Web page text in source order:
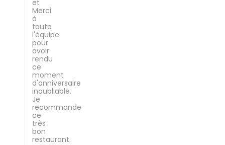
et
Merci
à
toute
l'équipe
pour
avoir
rendu
ce
moment
d'anniversaire
inoubliable.
Je
recommande
ce
très
bon
restaurant.